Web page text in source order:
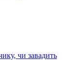
чи завадить